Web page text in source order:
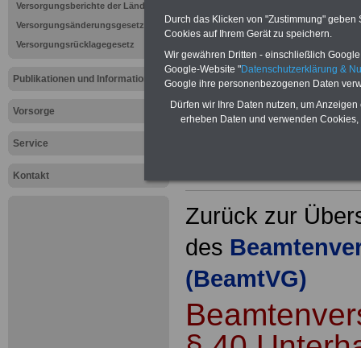
Versorgungsberichte der Länder
Versorgungsänderungsgesetz
Versorgungsrücklagegesetz
Publikationen und Informationen
Vorsorge
Service
Kontakt
Neuauflage: Mai 2025 >>>hier
Ratgeber für 7,50 Euro
Zurück zur
des
(BeamtVG)
Durch das Klicken von "Zustimmung"
Cookies auf Ihrem Gerät zu speichern.
Wir gewähren Dritten - einschließlich
Google-Website "Datenschutzerklärung &
Google ihre personenbezogenen Daten
Dürfen wir Ihre Daten nutzen, um
erheben Daten und verwenden